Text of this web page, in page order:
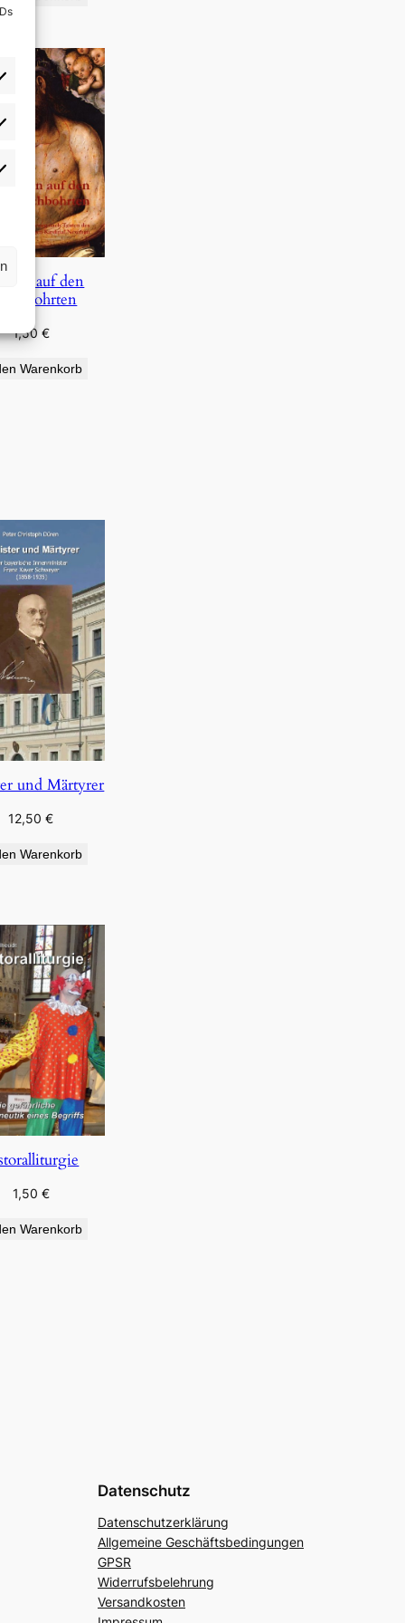
auf den
1,50 €
Warenkorb
und Märtyrer
12,50€
Warenkorb
1,50 €
Warenkorb
Datenschutz
Datenschutzerklärung
Allgemeine Geschäftsbedingungen
GPSR
Widerrufsbelehrung
Versandkosten